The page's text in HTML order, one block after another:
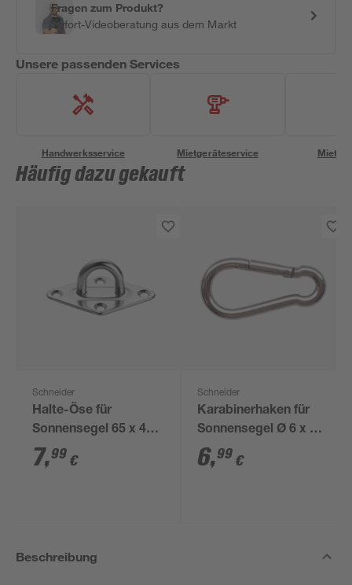
Fragen zum Produkt?
Sofort-Videoberatung aus dem Markt
Unsere passenden Services
Handwerksservice Mietgeräteservice
Häufig dazu gekauft
Schneider
Halte-Öse für
Sonnensegel 65 x 40 x
28 mm
7,99 €
Schneider
Karabinerhaken für
Sonnensegel Ø 6 x 60
mm
6,99 €
Beschreibung